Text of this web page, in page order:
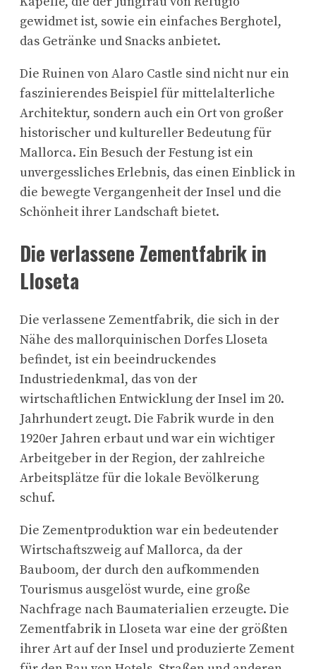
gewidmet ist, sowie ein einfaches Berghotel,
das Getränke und Snacks anbietet.
Die Ruinen von Alaro Castle sind nicht nur ein
faszinierendes Beispiel für mittelalterliche
Architektur, sondern auch ein Ort von großer
historischer und kultureller Bedeutung für
Mallorca. Ein Besuch der Festung ist ein
unvergessliches Erlebnis, das einen Einblick in
die bewegte Vergangenheit der Insel und die
Schönheit ihrer Landschaft bietet.
Die verlassene Zementfabrik in
Lloseta
Die verlassene Zementfabrik, die sich in der
Nähe des mallorquinischen Dorfes Lloseta
befindet, ist ein beeindruckendes
Industriedenkmal, das von der
wirtschaftlichen Entwicklung der Insel im 20.
Jahrhundert zeugt. Die Fabrik wurde in den
1920er Jahren erbaut und war ein wichtiger
Arbeitgeber in der Region, der zahlreiche
Arbeitsplätze für die lokale Bevölkerung
schuf.
Die Zementproduktion war ein bedeutender
Wirtschaftszweig auf Mallorca, da der
Bauboom, der durch den aufkommenden
Tourismus ausgelöst wurde, eine große
Nachfrage nach Baumaterialien erzeugte. Die
Zementfabrik in Lloseta war eine der größten
ihrer Art auf der Insel und produzierte Zement